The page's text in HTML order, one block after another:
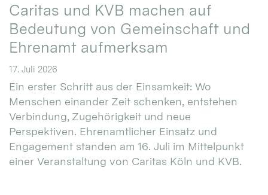
Caritas und KVB machen auf
Bedeutung von Gemeinschaft und
Ehrenamt aufmerksam
17. Juli 2026
Ein erster Schritt aus der Einsamkeit: Wo
Menschen einander Zeit schenken, entstehen
Verbindung, Zugehörigkeit und neue
Perspektiven. Ehrenamtlicher Einsatz und
Engagement standen am 16. Juli im Mittelpunkt
einer Veranstaltung von Caritas Köln und KVB.